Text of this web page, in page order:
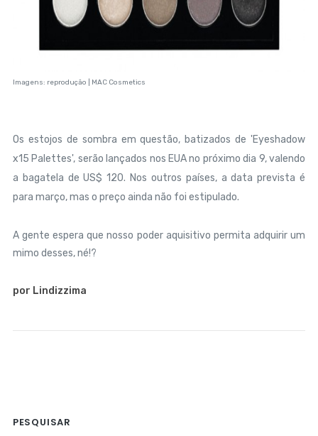
Imagens: reprodução | MAC Cosmetics
Os estojos de sombra em questão, batizados de 'Eyeshadow
x15 Palettes', serão lançados nos EUA no próximo dia 9, valendo
a bagatela de US$ 120. Nos outros países, a data prevista é
para março, mas o preço ainda não foi estipulado.
A gente espera que nosso poder aquisitivo permita adquirir um
mimo desses, né!?
por Lindizzima
PESQUISAR